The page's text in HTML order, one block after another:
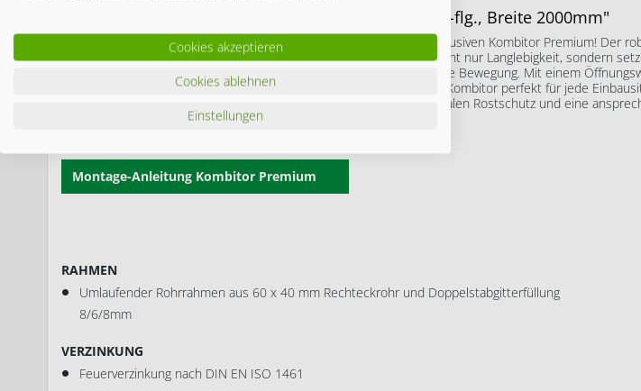
Produktinformationen "Kombitor Premium 8/6/8, 2-flg., Breite 2000mm"
Erleben Sie Sicherheit und herausragende Qualität mit unserem exklusiven Kombitor Premium! Der
(60x40mm) und die Doppelstab-Füllung (8/6/8mm) gewährleisten nicht nur Langlebigkeit, sondern
in puncto Sicherheit. Die M16 Torbänder sorgen für eine reibungslose Bewegung. Mit einem
und der Anpassung an DIN links und DIN rechts Anschlag ist dieses Kombitor perfekt für jede
Zusätzlich ist das Tor feuerverzinkt und pulverbeschichtet, um optimalen Rostschutz und eine
Montage-Anleitung Kombitor Premium
RAHMEN
Umlaufender Rohrrahmen aus 60 x 40 mm Rechteckrohr und Doppelstabgitterfüllung
8/6/8mm
VERZINKUNG
Feuerverzinkung nach DIN EN ISO 1461
Cookies akzeptieren
Cookies ablehnen
Einstellungen